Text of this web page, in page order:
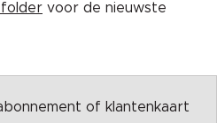
folder voor de nieuwste
of klantenkaart